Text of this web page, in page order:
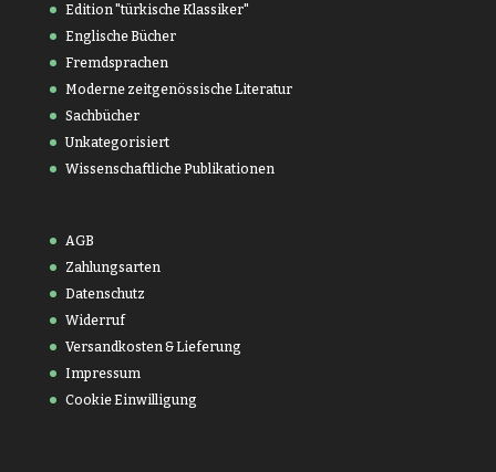
Edition "türkische Klassiker"
Englische Bücher
Fremdsprachen
Moderne zeitgenössische Literatur
Sachbücher
Unkategorisiert
Wissenschaftliche Publikationen
AGB
Zahlungsarten
Datenschutz
Widerruf
Versandkosten & Lieferung
Impressum
Cookie Einwilligung